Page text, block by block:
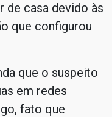
de casa devido às
que configurou
que o suspeito
em redes
fato que